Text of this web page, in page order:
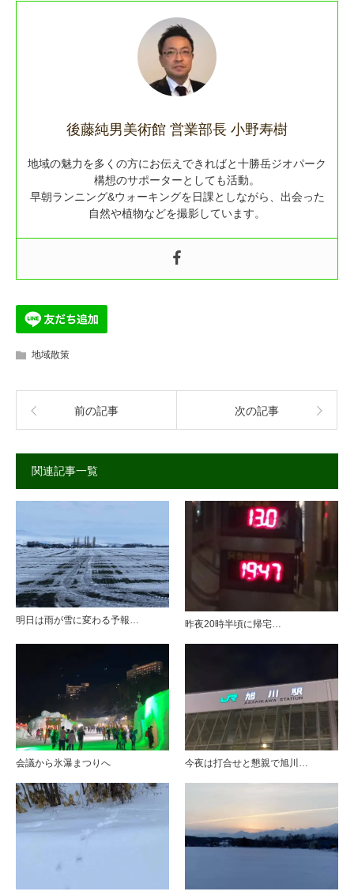
後藤純男美術館 営業部長 小野寿樹
地域の魅力を多くの方にお伝えできればと十勝岳ジオパーク
構想のサポーターとしても活動。
早朝ランニング&ウォーキングを日課としながら、出会った
自然や植物などを撮影しています。
地域散策
前の記事 次の記事
関連記事一覧
明日は雨が雪に変わる予報… 昨夜20時半頃に帰宅…
会議から氷瀑まつりへ 今夜は打合せと懇親で旭川…